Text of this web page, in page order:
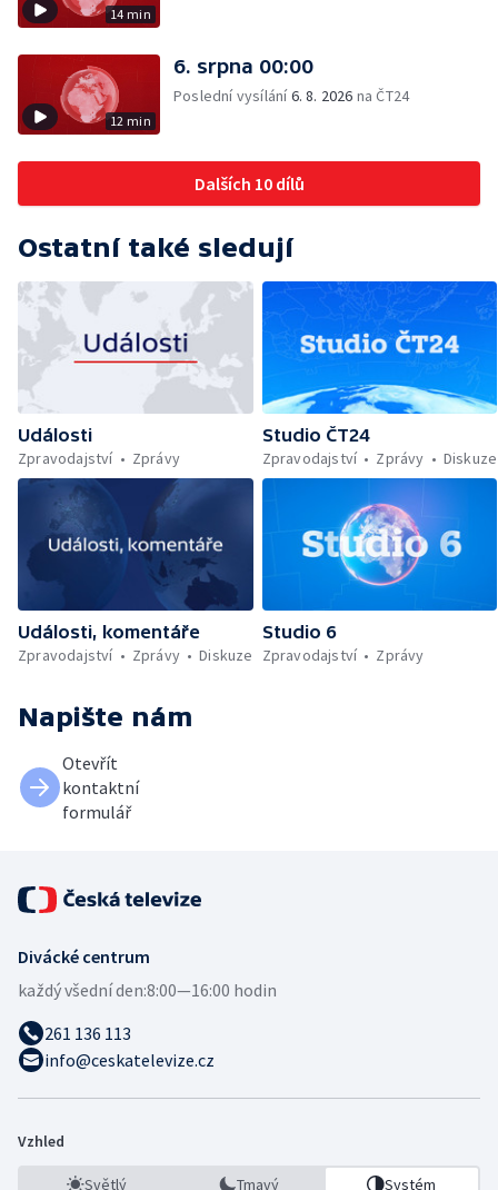
14 min
12 min
6. srpna 00:00
Poslední vysílání6. 8. 2026 na ČT24
Dalších 10 dílů
Ostatní také sledují
Události
Zpravodajství
Zprávy
Studio ČT24
Zpravodajství
Zprávy Diskuze
Události, komentáře
Zpravodajství
Zprávy Diskuze
Studio 6
Zpravodajství
Zprávy
Napište nám
Otevřít
kontaktní
formulář
Divácké centrum
každý všední den:8:00—16:00 hodin
261 136 113
info@ceskatelevize.cz
Vzhled
Světlý Tmavý Systém